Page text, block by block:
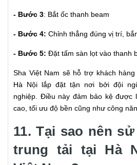
- Bước 3: Bắt ốc thanh beam
- Bước 4: Chỉnh thẳng đúng vị trí,
- Bước 5: Đặt tấm sàn lọt vào thanh
Sha Việt Nam sẽ hỗ trợ khách
Hà Nội lắp đặt tận nơi bởi đội
nghiệp. Điều này đảm bảo kệ được
cao, tối ưu độ bền cũng như công
11. Tại sao nên
trung tải tại Hà